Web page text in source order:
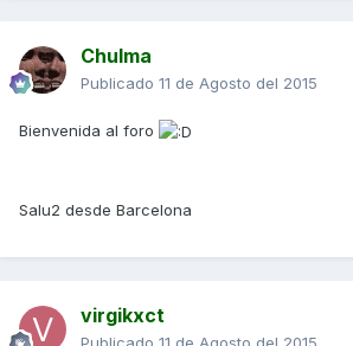
Chulma
Publicado 11 de Agosto del 2015
Bienvenida al foro
Salu2 desde Barcelona
virgikxct
Publicado 11 de Agosto del 2015